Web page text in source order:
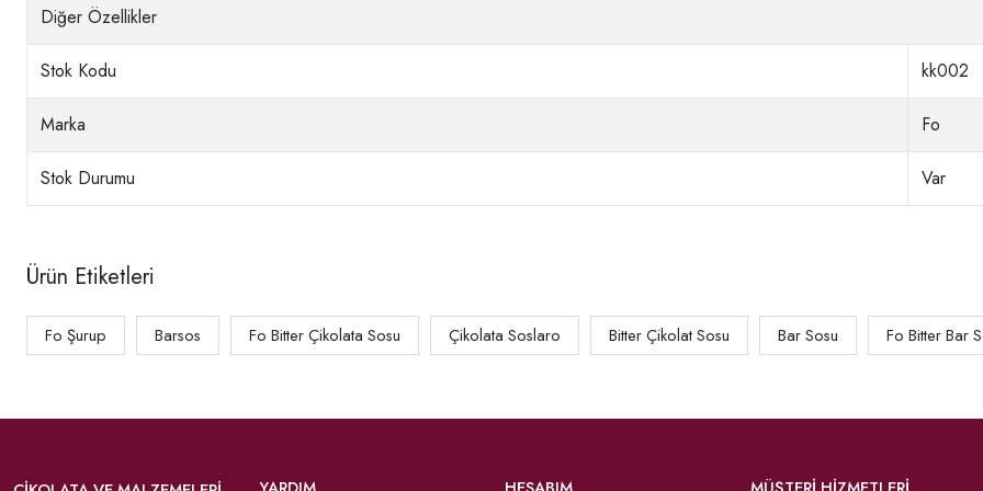
Diğer Özellikler
Stok Kodu kk002
Marka Fo
Stok Durumu Var
Ürün Etiketleri
Fo Şurup Barsos Fo Bitter Çikolata Sosu Çikolata Soslaro Bitter Çikolat Sosu Bar Sosu Fo Bitter Bar